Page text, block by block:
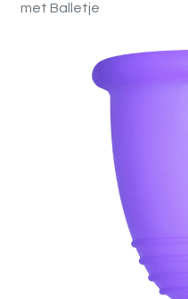
met Balletje